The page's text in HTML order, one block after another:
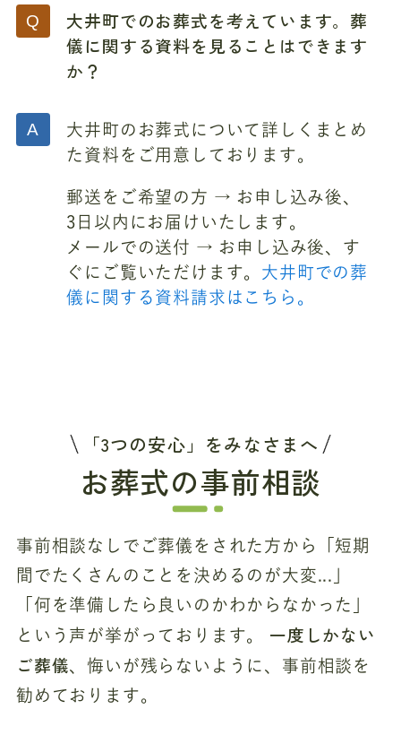
大井町でのお葬式を考えています。葬
儀に関する資料を見ることはできます
か？
大井町のお葬式について詳しくまとめ
た資料をご用意しております。
郵送をご希望の方 → お申し込み後、
3日以内にお届けいたします。
メールでの送付 → お申し込み後、す
ぐにご覧いただけます。 大井町での葬
儀に関する資料請求はこちら。
「3つの安心」をみなさまへ
お葬式の事前相談
事前相談なしでご葬儀をされた方から「短期
間でたくさんのことを決めるのが大変...」
「何を準備したら良いのかわからなかった」
という声が挙がっております。 一度しかない
ご葬儀、悔いが残らないように、事前相談を
勧めております。